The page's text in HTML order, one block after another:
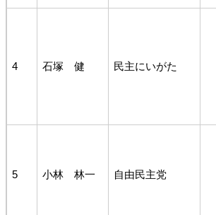
4 石塚 健 民主にいがた
5 小林 林一 自由民主党